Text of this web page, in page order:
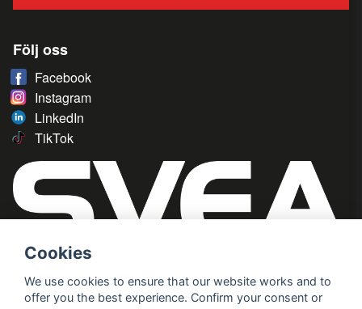
Följ oss
Facebook
Instagram
LinkedIn
TikTok
Cookies
We use cookies to ensure that our website works and to
offer you the best experience. Confirm your consent or